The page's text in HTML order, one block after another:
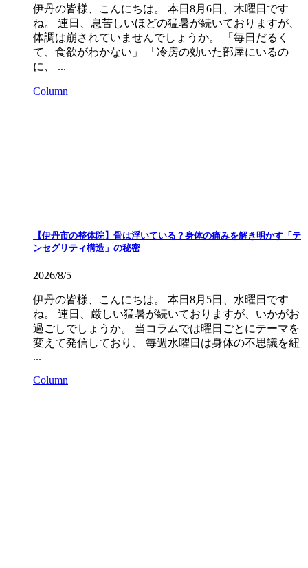
伊丹の皆様、こんにちは。 本日8月6日、木曜日です
ね。 連日、息苦しいほどの猛暑が続いておりますが、
体調は崩されていませんでしょうか。 「毎日だるく
て、食欲がわかない」 「冷房の効いた部屋にいるの
に、 ...
Column
【伊丹市の整体院】骨は浮いている？身体の痛みを解き明かす「テ
ンセグリティ構造」の秘密
2026/8/5
伊丹の皆様、こんにちは。 本日8月5日、水曜日です
ね。 連日、厳しい猛暑が続いておりますが、いかがお
過ごしでしょうか。 当コラムでは曜日ごとにテーマを
変えて発信しており、 毎週水曜日は身体の不思議を紐
...
Column